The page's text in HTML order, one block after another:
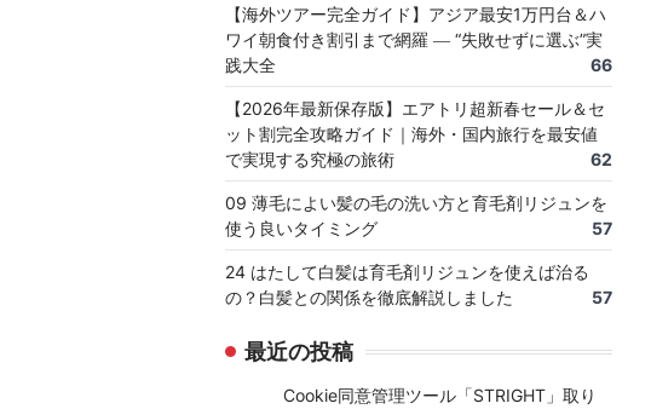
【海外ツアー完全ガイド】アジア最安1万円台＆ハ
ワイ朝食付き割引まで網羅 ― “失敗せずに選ぶ”実
践大全
66
【2026年最新保存版】エアトリ超新春セール＆セ
ット割完全攻略ガイド｜海外・国内旅行を最安値
で実現する究極の旅術
62
09 薄毛によい髪の毛の洗い方と育毛剤リジュンを
使う良いタイミング
57
24 はたして白髪は育毛剤リジュンを使えば治る
の？白髪との関係を徹底解説しました
57
最近の投稿
Cookie同意管理ツール「STRIGHT」取り